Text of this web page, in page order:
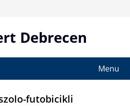
Debrecen
Menu
futobicikli